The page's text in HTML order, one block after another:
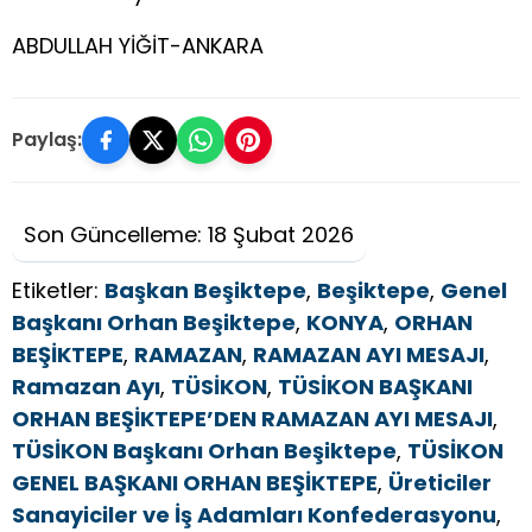
ABDULLAH YİĞİT-ANKARA
Paylaş:
Son Güncelleme: 18 Şubat 2026
Etiketler: Başkan Beşiktepe, Beşiktepe, Genel
Başkanı Orhan Beşiktepe, KONYA, ORHAN
BEŞİKTEPE, RAMAZAN, RAMAZAN AYI MESAJI,
Ramazan Ayı, TÜSİKON, TÜSİKON BAŞKANI
ORHAN BEŞİKTEPE’DEN RAMAZAN AYI MESAJI,
TÜSİKON Başkanı Orhan Beşiktepe, TÜSİKON
GENEL BAŞKANI ORHAN BEŞİKTEPE, Üreticiler
Sanayiciler ve İş Adamları Konfederasyonu,